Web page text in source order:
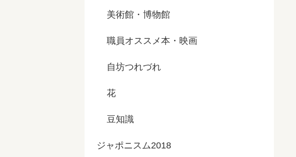
美術館・博物館
職員オススメ本・映画
自坊つれづれ
花
豆知識
ジャポニスム2018